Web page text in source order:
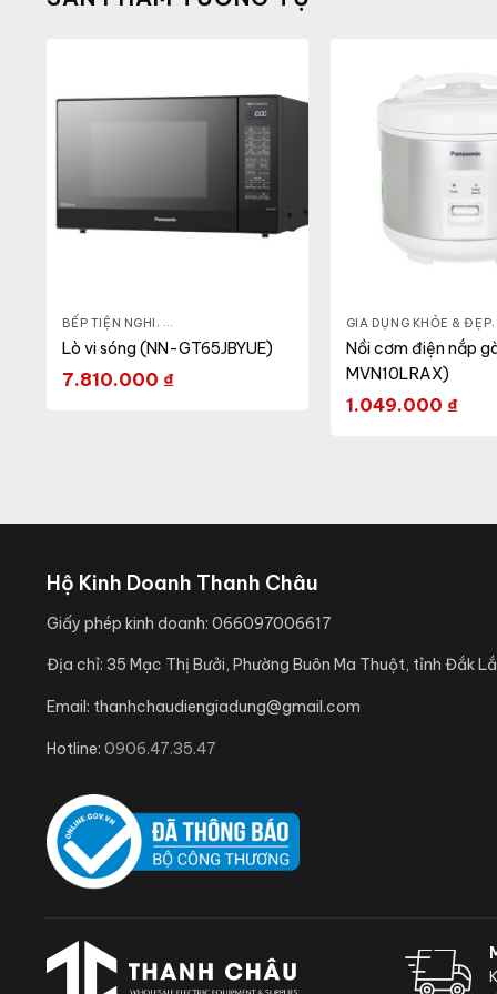
BẾP TIỆN NGHI , GIA DỤNG KHỎE & ĐẸP LÒ VI SÓNG
Lò vi sóng (NN-GT65JBYUE)
7.810.000 ₫
GIA DỤNG KHỎE & ĐẸP,
Nồi cơm điện nắp
MVN10LRAX)
1.049.000 ₫
- BÌNH,NỒI CƠM ĐIỆN
Hộ Kinh Doanh Thanh Châu
Giấy phép kinh doanh: 066097006617
Địa chỉ: 35 Mạc Thị Bưởi, Phường Buôn Ma Thuột, tỉnh Đắk
Email: thanhchaudiengiadung@gmail.com
Hotline: 0906.47.35.47